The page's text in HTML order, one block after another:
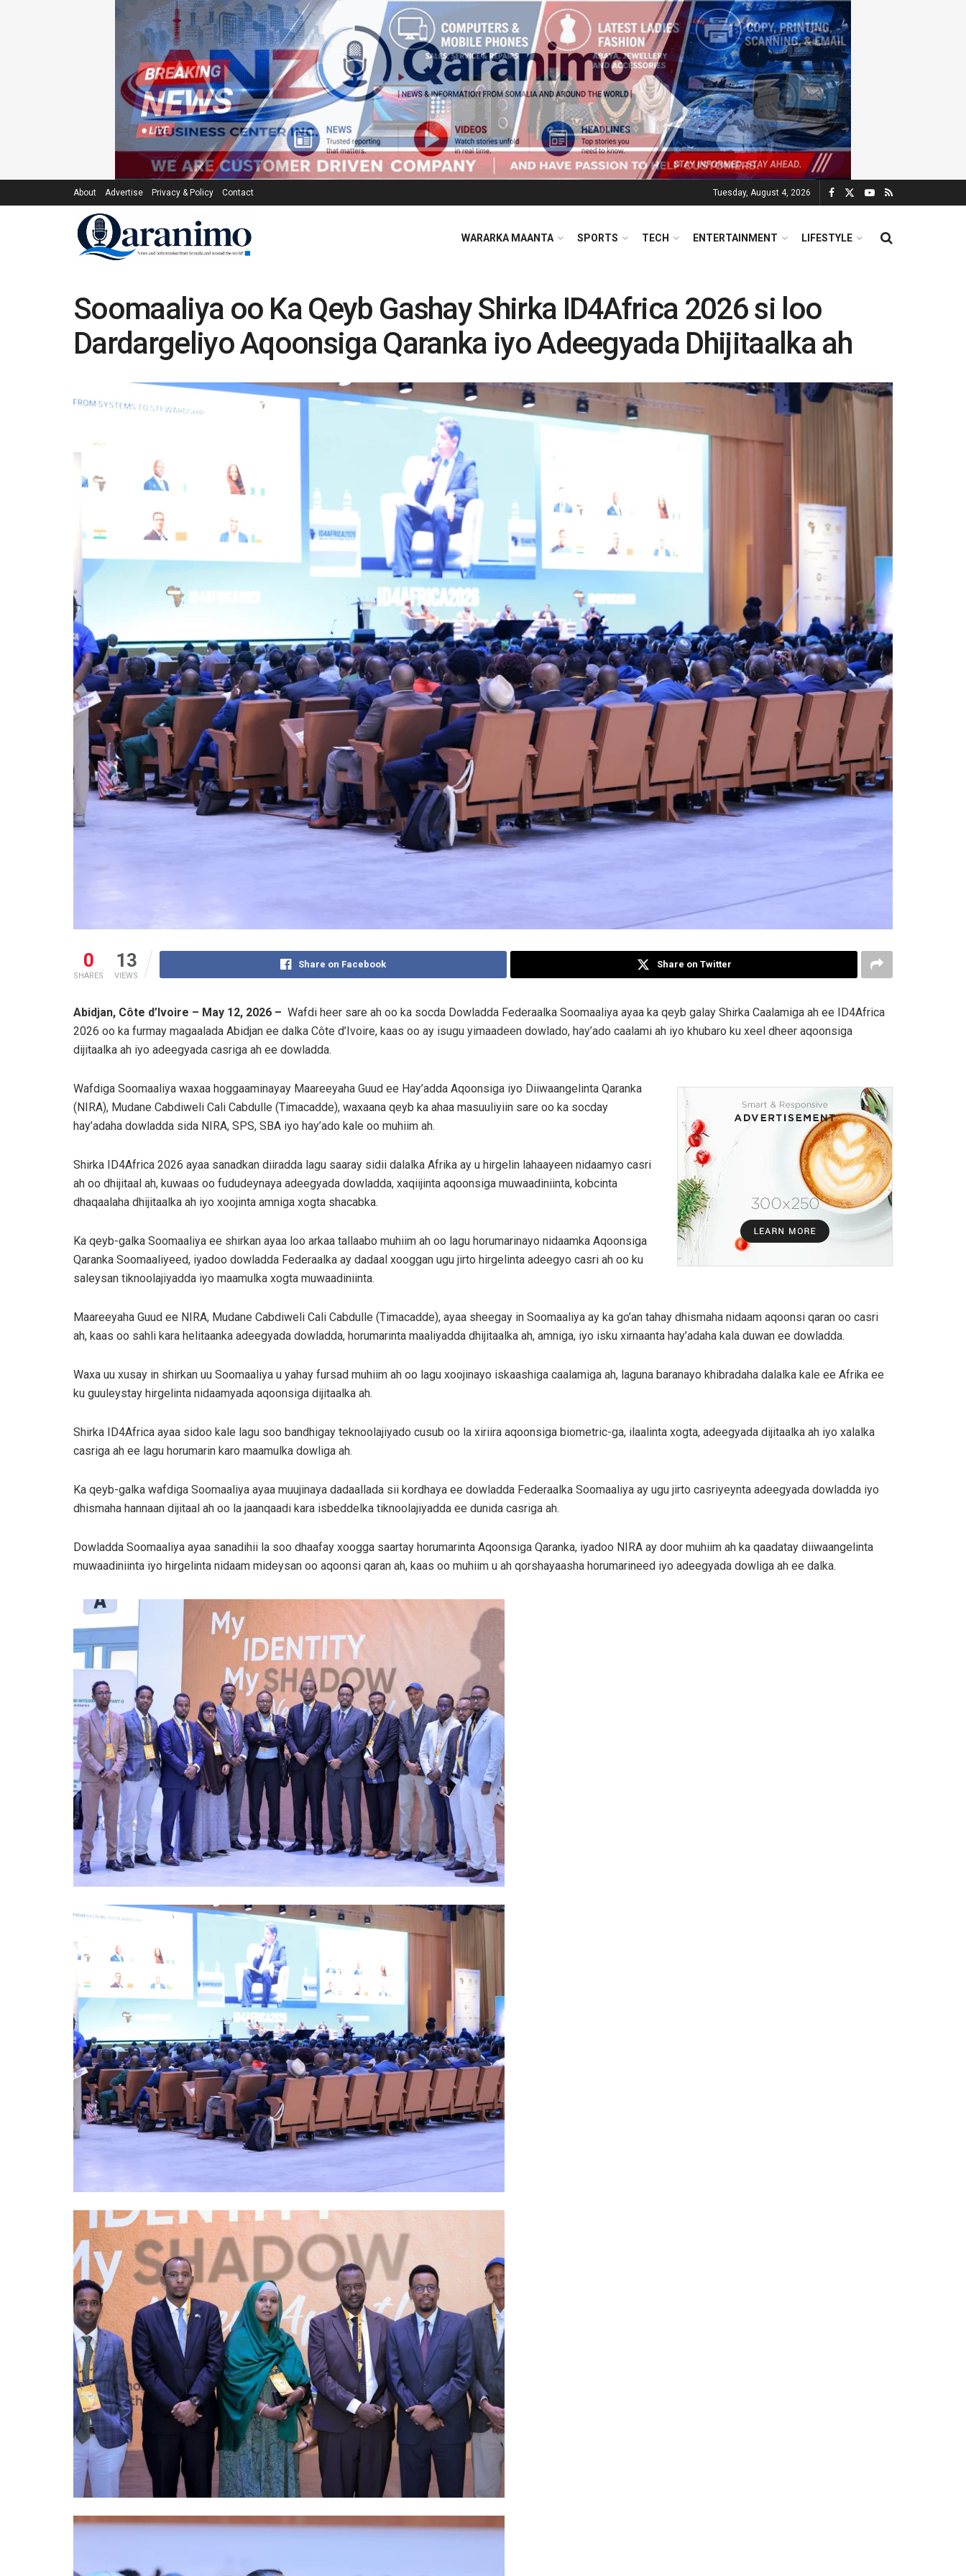
About Advertise Privacy & Policy Contact Tuesday, August 4, 2026
WARARKA MAANTA SPORTS TECH ENTERTAINMENT LIFESTYLE
Soomaaliya oo Ka Qeyb Gashay Shirka ID4Africa 2026 si loo
Dardargeliyo Aqoonsiga Qaranka iyo Adeegyada Dhijitaalka ah
0
SHARES
13
VIEWS
Share on Facebook Share on Twitter
Abidjan, Côte d’Ivoire – May 12, 2026 – Wafdi heer sare ah oo ka socda Dowladda Federaalka Soomaaliya ayaa ka qeyb galay Shirka Caalamiga ah ee ID4Africa
2026 oo ka furmay magaalada Abidjan ee dalka Côte d’Ivoire, kaas oo ay isugu yimaadeen dowlado, hay’ado caalami ah iyo khubaro ku xeel dheer aqoonsiga
dijitaalka ah iyo adeegyada casriga ah ee dowladda.
Wafdiga Soomaaliya waxaa hoggaaminayay Maareeyaha Guud ee Hay’adda Aqoonsiga iyo Diiwaangelinta Qaranka
(NIRA), Mudane Cabdiweli Cali Cabdulle (Timacadde), waxaana qeyb ka ahaa masuuliyiin sare oo ka socday
hay’adaha dowladda sida NIRA, SPS, SBA iyo hay’ado kale oo muhiim ah.
Shirka ID4Africa 2026 ayaa sanadkan diiradda lagu saaray sidii dalalka Afrika ay u hirgelin lahaayeen nidaamyo casri
ah oo dhijitaal ah, kuwaas oo fududeynaya adeegyada dowladda, xaqiijinta aqoonsiga muwaadiniinta, kobcinta
dhaqaalaha dhijitaalka ah iyo xoojinta amniga xogta shacabka.
Ka qeyb-galka Soomaaliya ee shirkan ayaa loo arkaa tallaabo muhiim ah oo lagu horumarinayo nidaamka Aqoonsiga
Qaranka Soomaaliyeed, iyadoo dowladda Federaalka ay dadaal xooggan ugu jirto hirgelinta adeegyo casri ah oo ku
saleysan tiknoolajiyadda iyo maamulka xogta muwaadiniinta.
Maareeyaha Guud ee NIRA, Mudane Cabdiweli Cali Cabdulle (Timacadde), ayaa sheegay in Soomaaliya ay ka go’an tahay dhismaha nidaam aqoonsi qaran oo casri
ah, kaas oo sahli kara helitaanka adeegyada dowladda, horumarinta maaliyadda dhijitaalka ah, amniga, iyo isku xirnaanta hay’adaha kala duwan ee dowladda.
Waxa uu xusay in shirkan uu Soomaaliya u yahay fursad muhiim ah oo lagu xoojinayo iskaashiga caalamiga ah, laguna baranayo khibradaha dalalka kale ee Afrika ee
ku guuleystay hirgelinta nidaamyada aqoonsiga dijitaalka ah.
Shirka ID4Africa ayaa sidoo kale lagu soo bandhigay teknoolajiyado cusub oo la xiriira aqoonsiga biometric-ga, ilaalinta xogta, adeegyada dijitaalka ah iyo xalalka
casriga ah ee lagu horumarin karo maamulka dowliga ah.
Ka qeyb-galka wafdiga Soomaaliya ayaa muujinaya dadaallada sii kordhaya ee dowladda Federaalka Soomaaliya ay ugu jirto casriyeynta adeegyada dowladda iyo
dhismaha hannaan dijitaal ah oo la jaanqaadi kara isbeddelka tiknoolajiyadda ee dunida casriga ah.
Dowladda Soomaaliya ayaa sanadihii la soo dhaafay xoogga saartay horumarinta Aqoonsiga Qaranka, iyadoo NIRA ay door muhiim ah ka qaadatay diiwaangelinta
muwaadiniinta iyo hirgelinta nidaam mideysan oo aqoonsi qaran ah, kaas oo muhiim u ah qorshayaasha horumarineed iyo adeegyada dowliga ah ee dalka.